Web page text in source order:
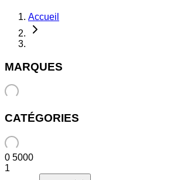
Accueil
MARQUES
CATÉGORIES
0 5000
1